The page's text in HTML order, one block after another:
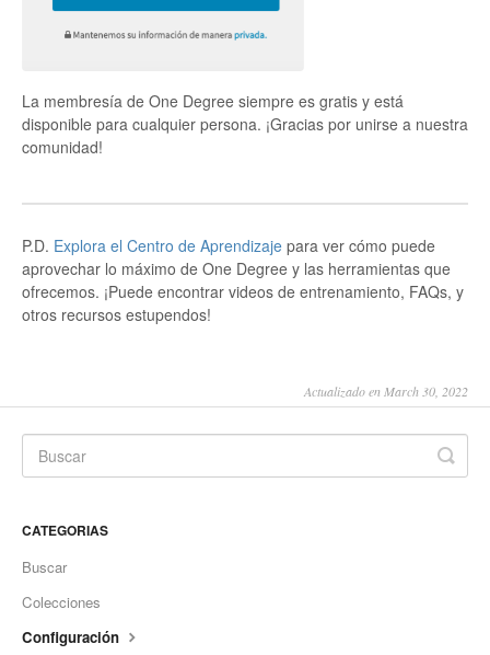
La membresía de One Degree siempre es gratis y está
disponible para cualquier persona. ¡Gracias por unirse a nuestra
comunidad!
P.D. Explora el Centro de Aprendizaje para ver cómo puede
aprovechar lo máximo de One Degree y las herramientas que
ofrecemos. ¡Puede encontrar videos de entrenamiento, FAQs, y
otros recursos estupendos!
Actualizado en March 30, 2022
CATEGORIAS
Buscar
Colecciones
Configuración